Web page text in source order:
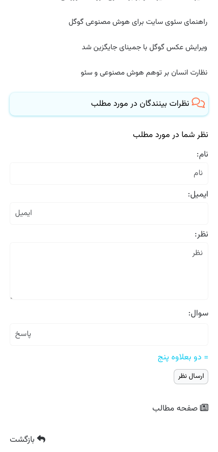
راهنمای سئوی سایت برای هوش مصنوعی گوگل
ویرایش عکس گوگل با جمینای جایگزین شد
نظارت انسان بر توهم هوش مصنوعی و سئو
نظرات بینندگان در مورد مطلب
نظر شما در مورد مطلب
نام:
ایمیل:
نظر:
سوال:
= دو بعلاوه پنج
صفحه مطالب
بازگشت